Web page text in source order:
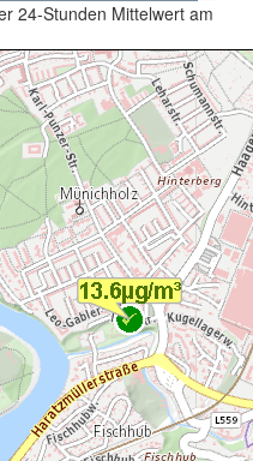
24-Stunden Mittelwert am